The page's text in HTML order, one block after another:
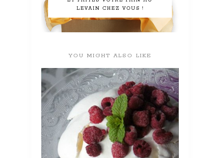
LEVAIN CHEZ VOUS !
YOU MIGHT ALSO LIKE